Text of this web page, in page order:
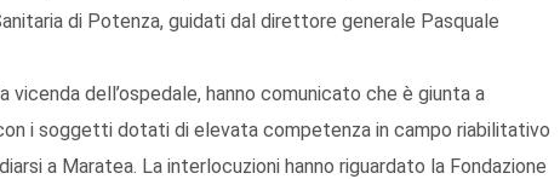
di Potenza, guidati dal direttore generale Pasquale
vicenda dell’ospedale, hanno comunicato che è giunta a
i soggetti dotati di elevata competenza in campo riabilitativo
a Maratea. La interlocuzioni hanno riguardato la Fondazione